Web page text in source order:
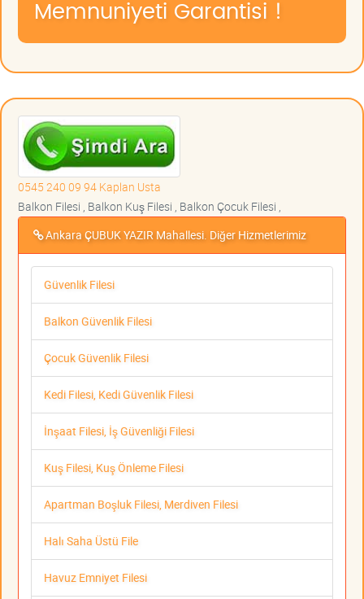
Memnuniyeti Garantisi !
0545 240 09 94 Kaplan Usta
Balkon Filesi , Balkon Kuş Filesi , Balkon Çocuk Filesi ,
Ankara ÇUBUK YAZIR Mahallesi. Diğer Hizmetlerimiz
Güvenlik Filesi
Balkon Güvenlik Filesi
Çocuk Güvenlik Filesi
Kedi Filesi, Kedi Güvenlik Filesi
İnşaat Filesi, İş Güvenliği Filesi
Kuş Filesi, Kuş Önleme Filesi
Apartman Boşluk Filesi, Merdiven Filesi
Halı Saha Üstü File
Havuz Emniyet Filesi